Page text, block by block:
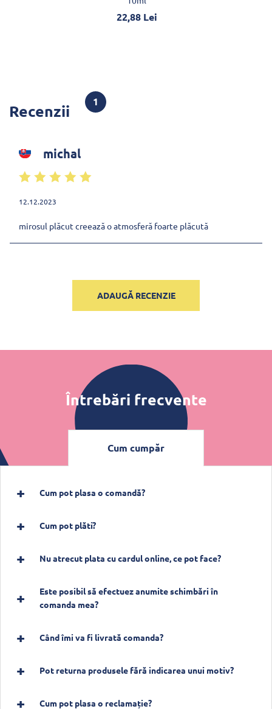
22,88 Lei
Recenzii 1
michal
12.12.2023
mirosul plăcut creează o atmosferă foarte plăcută
ADAUGĂ RECENZIE
Întrebări frecvente
Cum cumpăr
Cum pot plasa o comandă?
Cum pot plăti?
Nu atrecut plata cu cardul online, ce pot face?
Este posibil să efectuez anumite schimbări în
comanda mea?
Când îmi va fi livrată comanda?
Pot returna produsele fără indicarea unui motiv?
Cum pot plasa o reclamație?